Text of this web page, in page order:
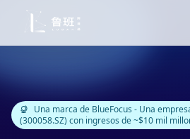
Una marca de BlueFocus - Una
(300058.SZ) con ingresos de ~$10 mil